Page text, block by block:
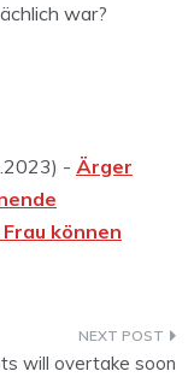
war?
- Ärger
können
will overtake soon